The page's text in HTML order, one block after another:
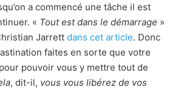
a commencé une tâche il est
« Tout est dans le démarrage »
Jarrett dans cet article. Donc
faites en sorte que votre
pouvoir vous y mettre tout de
, dit-il, vous vous libérez de vos